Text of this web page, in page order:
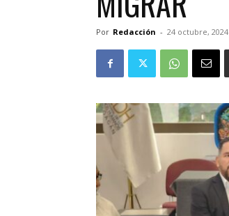
Por Redacción - 24 octubre, 2024